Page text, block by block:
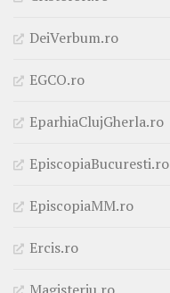
DeiVerbum.ro
EGCO.ro
EparhiaClujGherla.ro
EpiscopiaBucuresti.ro
EpiscopiaMM.ro
Ercis.ro